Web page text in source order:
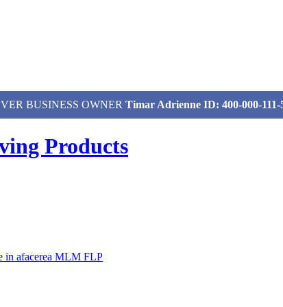
BUSINESS OWNER Timar Adrienne ID: 400-000-111-
Products
in afacerea MLM FLP